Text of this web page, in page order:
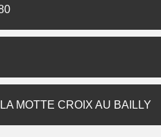
MOTTE CROIX AU BAILLY